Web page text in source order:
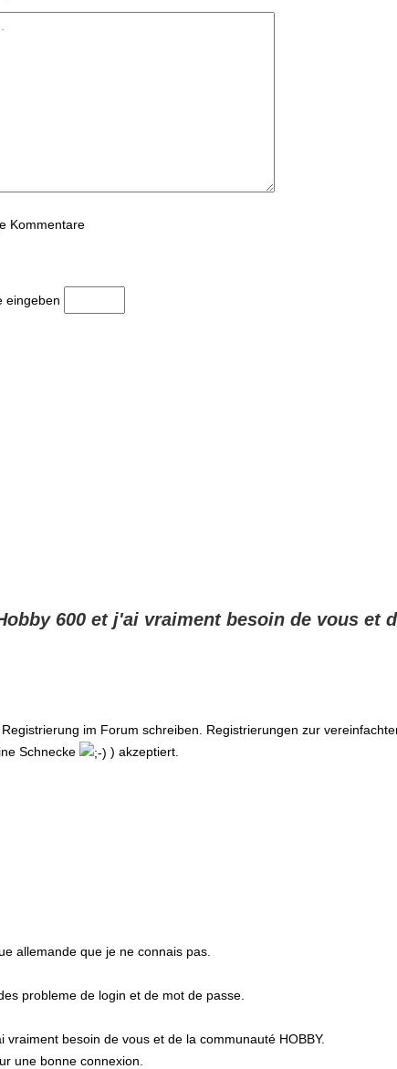
Kommentare
eingeben
600 et j'ai vraiment besoin de vous et
im Forum schreiben. Registrierungen zur
Schnecke
) akzeptiert.
allemande que je ne connais pas.
probleme de login et de mot de passe.
besoin de vous et de la communauté HOBBY.
une bonne connexion.